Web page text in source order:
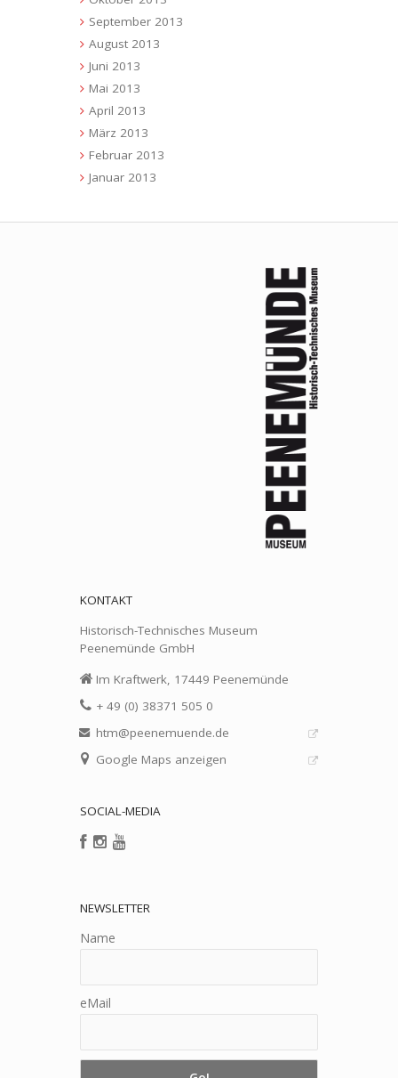
September 2013
August 2013
Juni 2013
Mai 2013
April 2013
März 2013
Februar 2013
Januar 2013
KONTAKT
Historisch-Technisches Museum
Peenemünde GmbH
Im Kraftwerk, 17449 Peenemünde
+ 49 (0) 38371 505 0
htm@peenemuende.de
Google Maps anzeigen
SOCIAL-MEDIA
NEWSLETTER
Name
eMail